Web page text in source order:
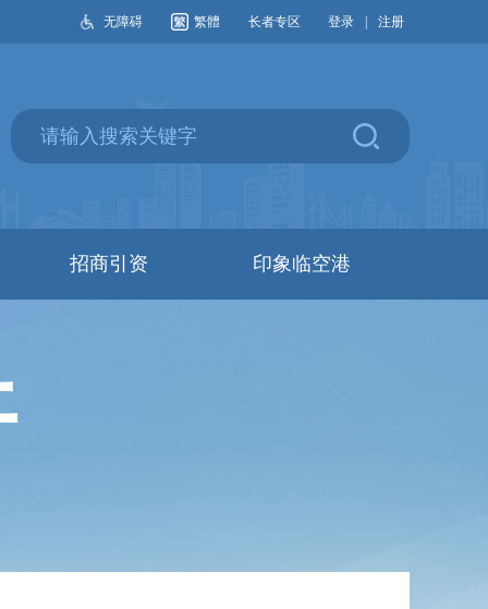
无障碍 繁體 长者专区 登录 注册
招商引资 印象临空港